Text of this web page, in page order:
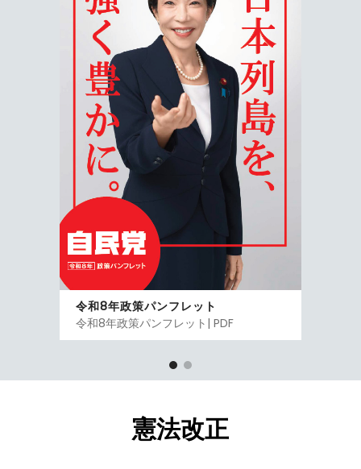
令和8年政策パンフレット
令和8年政策パンフレット| PDF
憲法改正